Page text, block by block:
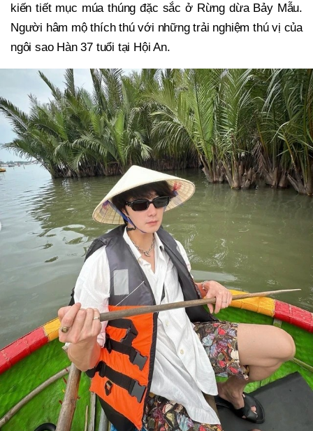
kiến tiết mục múa thúng đặc sắc ở Rừng dừa Bảy Mẫu.
Người hâm mộ thích thú với những trải nghiệm thú vị của
ngôi sao Hàn 37 tuổi tại Hội An.